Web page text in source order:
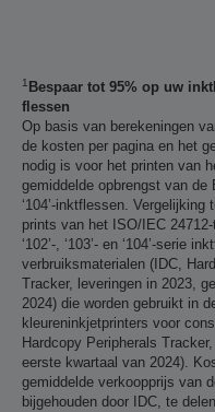
1 Bespaar tot 95% op uw
flessen
Op basis van berekeningen
de kosten per pagina en het
nodig is voor het printen van
gemiddelde opbrengst van de
‘104’-inktflessen.
prints van het ISO/IEC 24712-
‘102’-, ‘103’- en ‘104’-serie
verbruiksmaterialen (IDC,
Tracker, leveringen in 2023,
2024) die worden gebruikt in
kleureninkjetprinters voor
Hardcopy Peripherals
eerste kwartaal van 2024).
gemiddelde verkoopprijs van
bijgehouden door IDC, te